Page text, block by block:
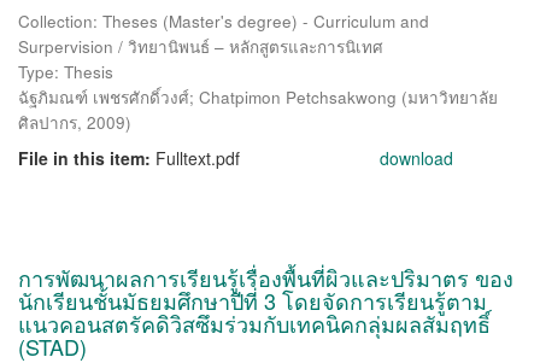
Collection: Theses (Master's degree) - Curriculum and
Surpervision / วิทยานิพนธ์ – หลักสูตรและการนิเทศ
Type: Thesis
ฉัฐภิมณฑ์ เพชรศักดิ์วงศ์; Chatpimon Petchsakwong (มหาวิทยาลัย
ศิลปากร, 2009)
File in this item: Fulltext.pdf download
การพัฒนาผลการเรียนรู้เรื่องพื้นที่ผิวและปริมาตร ของ
นักเรียนชั้นมัธยมศึกษาปีที่ 3 โดยจัดการเรียนรู้ตาม
แนวคอนสตรัคดิวิสซึมร่วมกับเทคนิคกลุ่มผลสัมฤทธิ์
(STAD)